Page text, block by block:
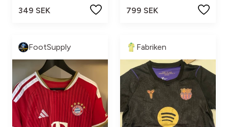
349 SEK
799 SEK
FootSupply Fabriken